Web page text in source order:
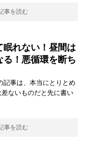
事を読む
眠れない！昼間は
る！悪循環を断ち
記事は、本当にとりとめ
ないものだと先に書い
事を読む